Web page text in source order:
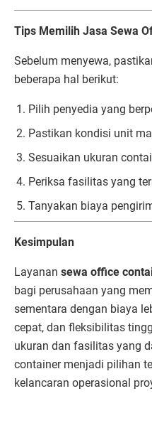
Tips Memilih Jasa Sewa
Sebelum menyewa,
beberapa hal berikut:
Pilih penyedia yang
Pastikan kondisi unit
Sesuaikan ukuran
Periksa fasilitas yang
Tanyakan biaya
Kesimpulan
Layanan sewa office
bagi perusahaan yang
sementara dengan biaya
cepat, dan fleksibilitas
ukuran dan fasilitas yang
container menjadi pilihan
kelancaran operasional